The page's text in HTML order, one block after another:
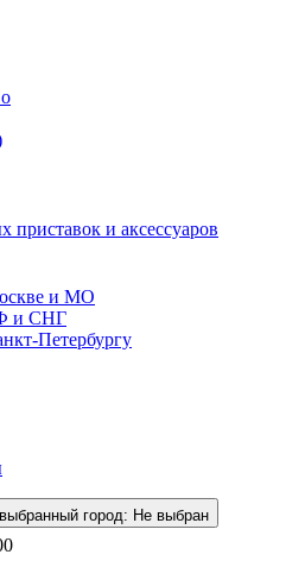
приставок и аксессуаров
и МО
и СНГ
Петербургу
город: Не выбран